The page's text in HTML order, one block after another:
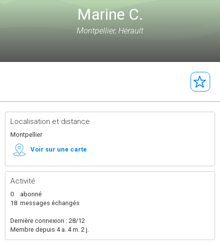
Marine C.
Montpellier, Hérault
Localisation et distance
Montpellier
Voir sur une carte
Activité
0
abonné
18 messages échangés
Dernière connexion : 28/12
Membre depuis 4 a. 4 m. 2 j.